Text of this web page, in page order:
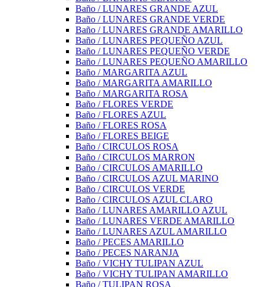
Baño / LUNARES GRANDE AZUL
Baño / LUNARES GRANDE VERDE
Baño / LUNARES GRANDE AMARILLO
Baño / LUNARES PEQUEÑO AZUL
Baño / LUNARES PEQUEÑO VERDE
Baño / LUNARES PEQUEÑO AMARILLO
Baño / MARGARITA AZUL
Baño / MARGARITA AMARILLO
Baño / MARGARITA ROSA
Baño / FLORES VERDE
Baño / FLORES AZUL
Baño / FLORES ROSA
Baño / FLORES BEIGE
Baño / CIRCULOS ROSA
Baño / CIRCULOS MARRON
Baño / CIRCULOS AMARILLO
Baño / CIRCULOS AZUL MARINO
Baño / CIRCULOS VERDE
Baño / CIRCULOS AZUL CLARO
Baño / LUNARES AMARILLO AZUL
Baño / LUNARES VERDE AMARILLO
Baño / LUNARES AZUL AMARILLO
Baño / PECES AMARILLO
Baño / PECES NARANJA
Baño / VICHY TULIPAN AZUL
Baño / VICHY TULIPAN AMARILLO
Baño / TULIPAN ROSA